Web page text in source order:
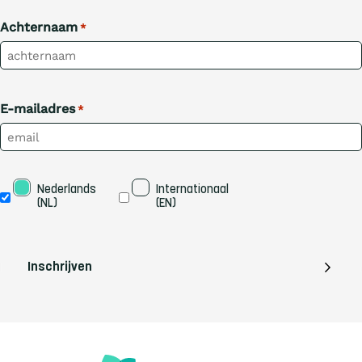
Achternaam *
E-mailadres *
Taal
Nederlands
(NL)
Internationaal
(EN)
Inschrijven